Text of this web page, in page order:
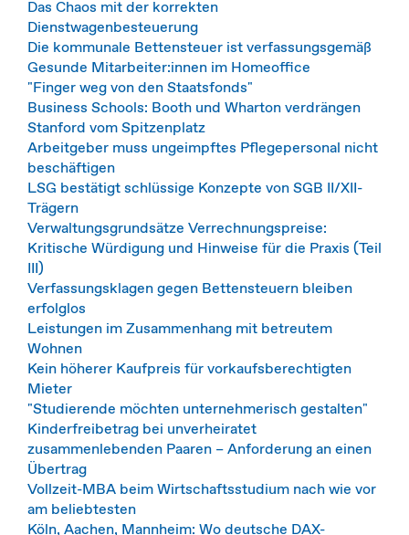
Das Chaos mit der korrekten
Dienstwagenbesteuerung
Die kommunale Bettensteuer ist verfassungsgemäß
Gesunde Mitarbeiter:innen im Homeoffice
"Finger weg von den Staatsfonds"
Business Schools: Booth und Wharton verdrängen
Stanford vom Spitzenplatz
Arbeitgeber muss ungeimpftes Pflegepersonal nicht
beschäftigen
LSG bestätigt schlüssige Konzepte von SGB II/XII-
Trägern
Verwaltungsgrundsätze Verrechnungspreise:
Kritische Würdigung und Hinweise für die Praxis (Teil
III)
Verfassungsklagen gegen Bettensteuern bleiben
erfolglos
Leistungen im Zusammenhang mit betreutem
Wohnen
Kein höherer Kaufpreis für vorkaufsberechtigten
Mieter
"Studierende möchten unter­nehmerisch gestalten"
Kinderfreibetrag bei unverheiratet
zusammenlebenden Paaren – Anforderung an einen
Übertrag
Vollzeit-MBA beim Wirtschaftsstudium nach wie vor
am beliebtesten
Köln, Aachen, Mannheim: Wo deutsche DAX-